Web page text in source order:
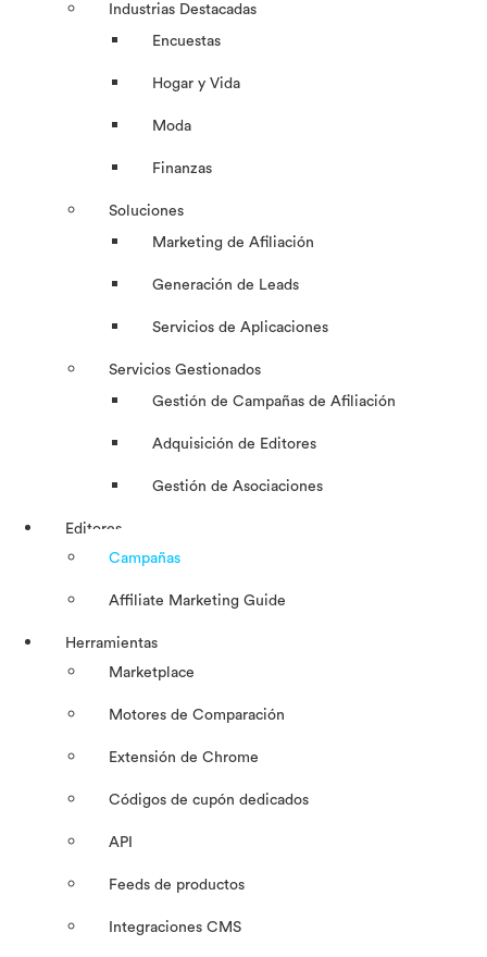
Industrias Destacadas
Encuestas
Hogar y Vida
Moda
Finanzas
Soluciones
Marketing de Afiliación
Generación de Leads
Servicios de Aplicaciones
Servicios Gestionados
Gestión de Campañas de Afiliación
Adquisición de Editores
Gestión de Asociaciones
Editores
Campañas
Affiliate Marketing Guide
Herramientas
Marketplace
Motores de Comparación
Extensión de Chrome
Códigos de cupón dedicados
API
Feeds de productos
Integraciones CMS